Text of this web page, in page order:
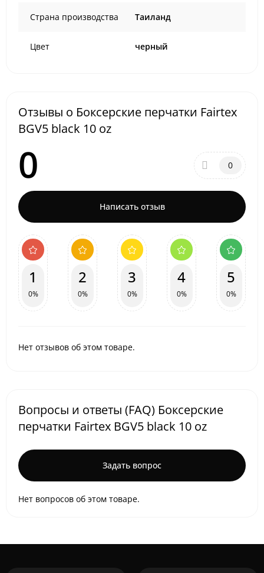
Страна производства Таиланд
Цвет черный
Отзывы о Боксерские перчатки Fairtex
BGV5 black 10 oz
0 0
Написать отзыв
1
0%
2
0%
3
0%
4
0%
5
0%
Нет отзывов об этом товаре.
Вопросы и ответы (FAQ) Боксерские
перчатки Fairtex BGV5 black 10 oz
Задать вопрос
Нет вопросов об этом товаре.